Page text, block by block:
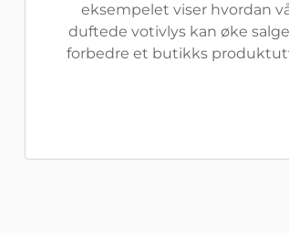
eksempelet viser hvordan
duftede votivlys kan øke
forbedre et butikks